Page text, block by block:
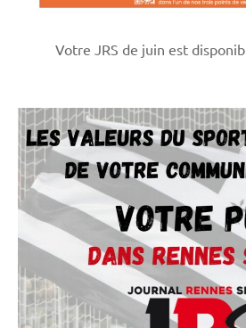
Votre JRS de juin est